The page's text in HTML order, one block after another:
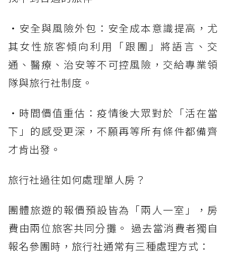
・安全與風險外包：安全成本意識提高，尤
其女性旅客傾向利用「跟團」將語言、交
通、醫療、治安等不可控風險，交給專業領
隊與旅行社制度。
・時間價值重估：疫情後大眾對於「活在當
下」的感受更深，不願再等所有條件都備齊
才肯出發。
旅行社過往如何處理單人房？
團體旅遊的報價預設皆為「兩人一室」，房
費由兩位旅客共同分攤。 過去當消費者獨自
報名參團時，旅行社通常有三種處理方式：